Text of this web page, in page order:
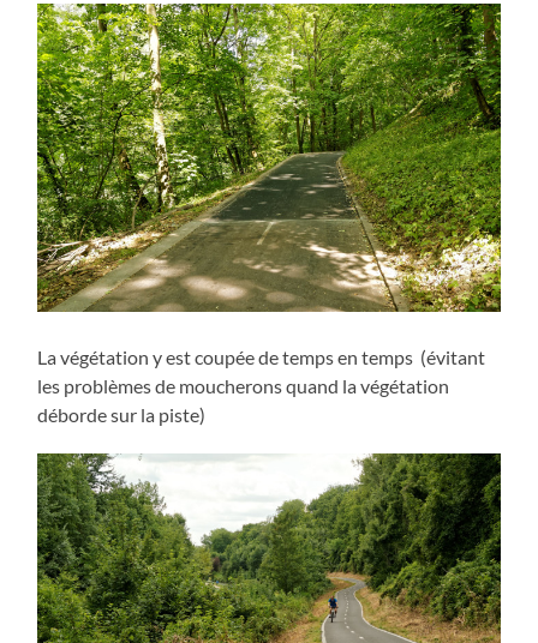
La végétation y est coupée de temps en temps (évitant
les problèmes de moucherons quand la végétation
déborde sur la piste)